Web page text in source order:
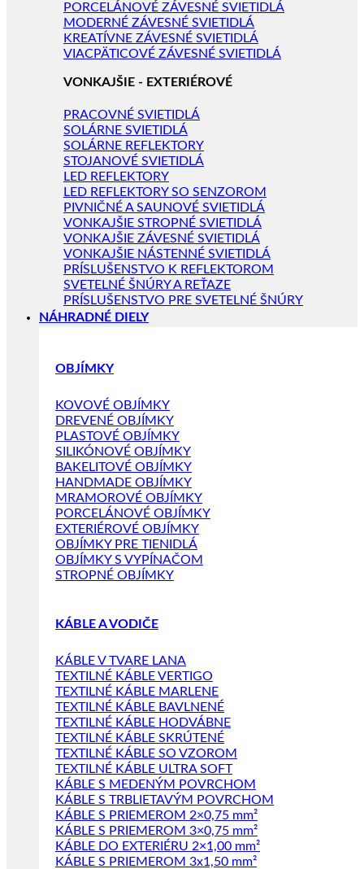
PORCELÁNOVÉ ZÁVESNÉ SVIETIDLÁ
MODERNÉ ZÁVESNÉ SVIETIDLÁ
KREATÍVNE ZÁVESNÉ SVIETIDLÁ
VIACPÄTICOVÉ ZÁVESNÉ SVIETIDLÁ
VONKAJŠIE - EXTERIÉROVÉ
PRACOVNÉ SVIETIDLÁ
SOLÁRNE SVIETIDLÁ
SOLÁRNE REFLEKTORY
STOJANOVÉ SVIETIDLÁ
LED REFLEKTORY
LED REFLEKTORY SO SENZOROM
PIVNIČNÉ A SAUNOVÉ SVIETIDLÁ
VONKAJŠIE STROPNÉ SVIETIDLÁ
VONKAJŠIE ZÁVESNÉ SVIETIDLÁ
VONKAJŠIE NÁSTENNÉ SVIETIDLÁ
PRÍSLUŠENSTVO K REFLEKTOROM
SVETELNÉ ŠNÚRY A REŤAZE
PRÍSLUŠENSTVO PRE SVETELNÉ ŠNÚRY
NÁHRADNÉ DIELY
OBJÍMKY
KOVOVÉ OBJÍMKY
DREVENÉ OBJÍMKY
PLASTOVÉ OBJÍMKY
SILIKÓNOVÉ OBJÍMKY
BAKELITOVÉ OBJÍMKY
HANDMADE OBJÍMKY
MRAMOROVÉ OBJÍMKY
PORCELÁNOVÉ OBJÍMKY
EXTERIÉROVÉ OBJÍMKY
OBJÍMKY PRE TIENIDLÁ
OBJÍMKY S VYPÍNAČOM
STROPNÉ OBJÍMKY
KÁBLE A VODIČE
KÁBLE V TVARE LANA
TEXTILNÉ KÁBLE VERTIGO
TEXTILNÉ KÁBLE MARLENE
TEXTILNÉ KÁBLE BAVLNENÉ
TEXTILNÉ KÁBLE HODVÁBNE
TEXTILNÉ KÁBLE SKRÚTENÉ
TEXTILNÉ KÁBLE SO VZOROM
TEXTILNÉ KÁBLE ULTRA SOFT
KÁBLE S MEDENÝM POVRCHOM
KÁBLE S TRBLIETAVÝM POVRCHOM
KÁBLE S PRIEMEROM 2×0,75 mm²
KÁBLE S PRIEMEROM 3×0,75 mm²
KÁBLE DO EXTERIÉRU 2×1,00 mm²
KÁBLE S PRIEMEROM 3x1,50 mm²